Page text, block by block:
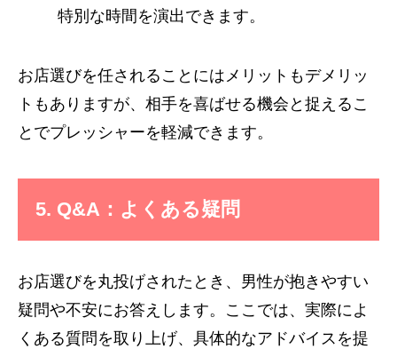
特別な時間を演出できます。
お店選びを任されることにはメリットもデメリッ
トもありますが、相手を喜ばせる機会と捉えるこ
とでプレッシャーを軽減できます。
5. Q&A：よくある疑問
お店選びを丸投げされたとき、男性が抱きやすい
疑問や不安にお答えします。ここでは、実際によ
くある質問を取り上げ、具体的なアドバイスを提